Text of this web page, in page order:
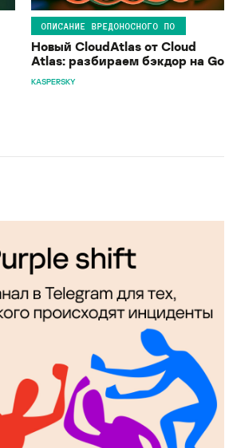
ОПИСАНИЕ ВРЕДОНОСНОГО ПО
Новый CloudAtlas от Cloud
Atlas: разбираем бэкдор на Go
KASPERSKY